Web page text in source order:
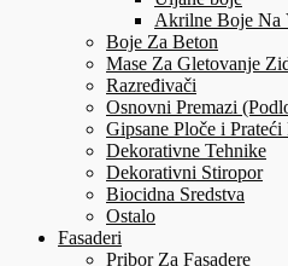
Akrilne Boje Na
Boje Za Beton
Mase Za Gletovanje
Razređivači
Osnovni Premazi
Gipsane Ploče i Prateći
Dekorativne Tehnike
Dekorativni Stiropor
Biocidna Sredstva
Ostalo
Fasaderi
Pribor Za Fasadere